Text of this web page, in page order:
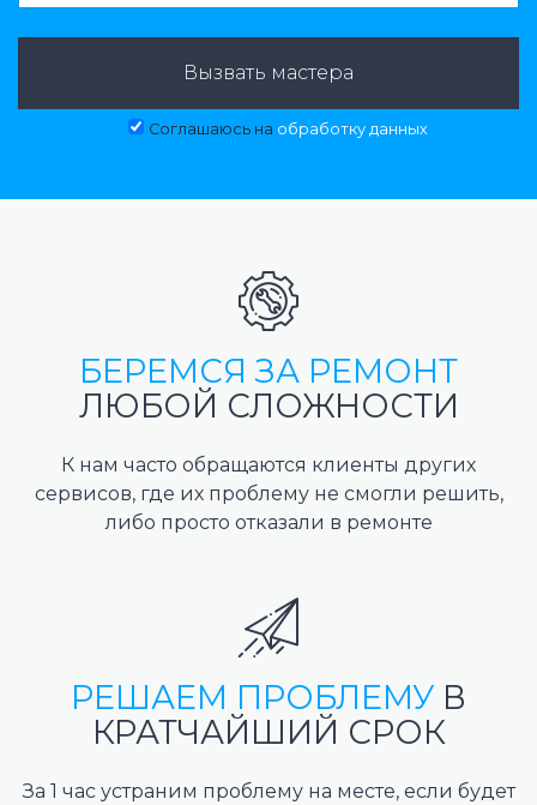
Вызвать мастера
Соглашаюсь на обработку данных
БЕРЕМСЯ ЗА РЕМОНТ
ЛЮБОЙ СЛОЖНОСТИ
К нам часто обращаются клиенты других
сервисов, где их проблему не смогли решить,
либо просто отказали в ремонте
РЕШАЕМ ПРОБЛЕМУ В
КРАТЧАЙШИЙ СРОК
За 1 час устраним проблему на месте, если будет